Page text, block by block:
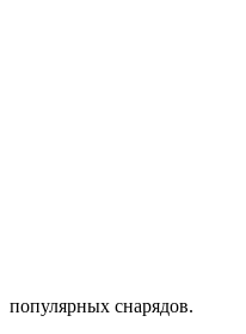
популярных снарядов.